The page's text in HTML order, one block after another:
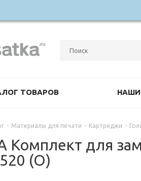
ТОВАРОВ НАШИ
- Материалы для печати - Картриджи -
Комплект для
(О)